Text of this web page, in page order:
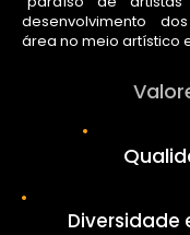
desenvolvimento
área no meio artístico
Diversidade